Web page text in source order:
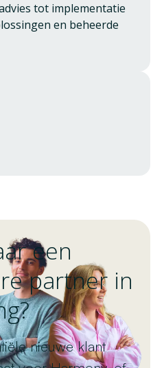
tot implementatie
en beheerde
een
partner in
nieuwe klant